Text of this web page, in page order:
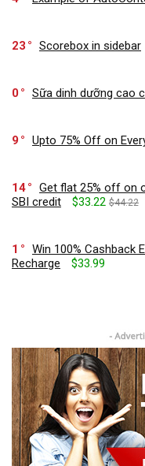
23 Scorebox in sidebar
0 Sữa dinh dưỡng cao
9 Upto 75% Off on
14
Get flat 25% off on
SBI credit
$33.22 $44.22
1
Win 100% Cashback
Recharge
$33.99